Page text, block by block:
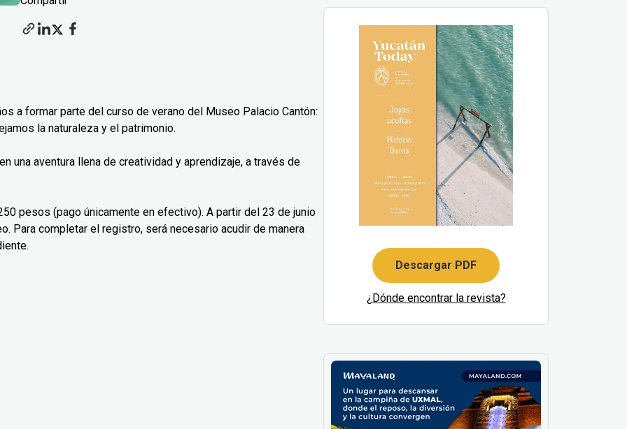
a formar parte del curso de verano del Museo Palacio Cantón:
la naturaleza y el patrimonio.
una aventura llena de creatividad y aprendizaje, a través de
pesos (pago únicamente en efectivo). A partir del 23 de junio
Para completar el registro, será necesario acudir de manera
Descargar PDF
¿Dónde encontrar la revista?